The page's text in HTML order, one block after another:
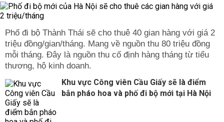
Phố đi bộ Thành Thái sẽ cho thuê 40 gian hàng với giá 2
triệu đồng/gian/tháng. Mang về nguồn thu 80 triệu đồng
mỗi tháng. Đây là nguồn thu cố định hàng tháng từ tiểu
thương, hộ kinh doanh.
Khu vực Công viên Cầu Giấy sẽ là điểm
bắn pháo hoa và phố đi bộ mới tại Hà Nội